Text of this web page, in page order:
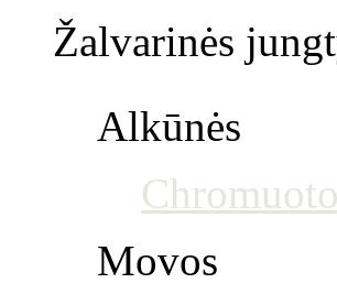
Žalvarinės
Alkūnės
Movos